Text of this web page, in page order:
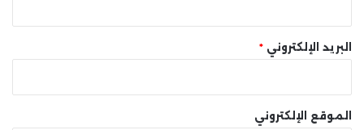
البريد الإلكتروني *
الموقع الإلكتروني